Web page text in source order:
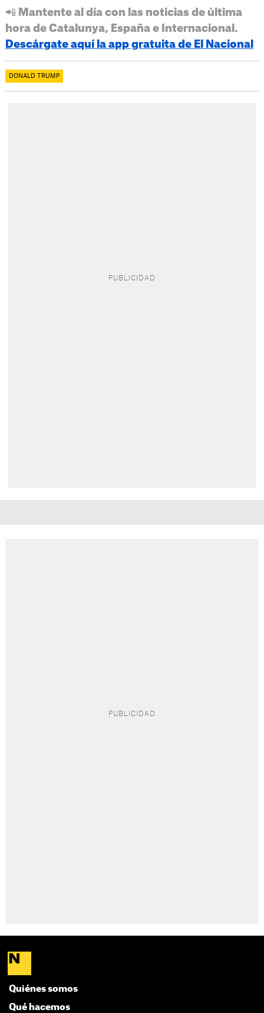
📲 Mantente al día con las noticias de última
hora de Catalunya, España e Internacional.
Descárgate aquí la app gratuita de El Nacional
DONALD TRUMP
Quiénes somos
Qué hacemos